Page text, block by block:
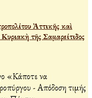
Ἀττικῆς καὶ
τῆς Σαμαρείτιδος